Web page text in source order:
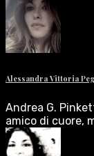
Alessandra Vittoria
Andrea G.
amico di cuore,